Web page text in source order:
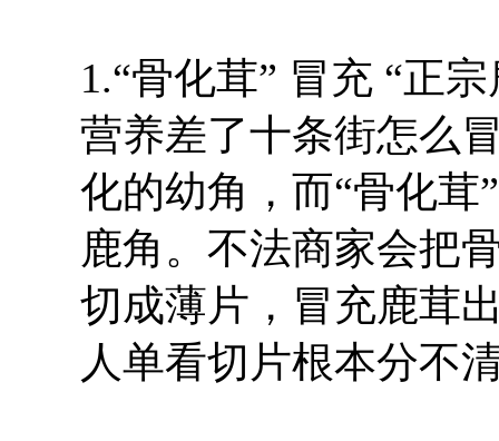
1.“骨化茸” 冒充 “
营养差了十条街怎么
化的幼角，而“骨化茸
鹿角。不法商家会把
切成薄片，冒充鹿茸
人单看切片根本分不